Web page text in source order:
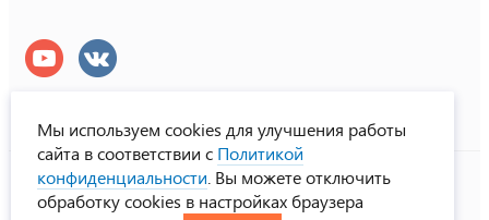
УралСпецТранс
© ООО «Урал СТ», 2000-2026
Мы используем cookies для улучшения работы
сайта в соответствии с Политикой
конфиденциальности . Вы можете отключить
обработку cookies в настройках браузера